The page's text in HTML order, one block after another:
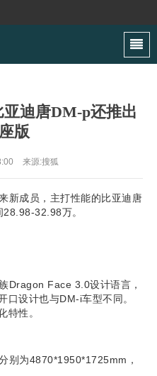
迪唐DM-p还推出
版
来源:搜狐
新成员，主打性能的比亚迪唐
32.98万。
Dragon Face 3.0设计语言，
口设计也与DM-i车型不同。
特性。
别为4870*1950*1725mm，